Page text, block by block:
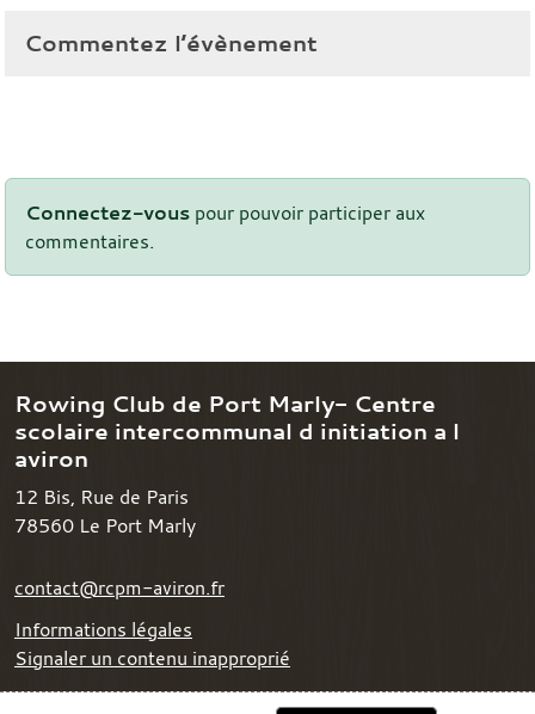
Commentez l’évènement
Connectez-vous pour pouvoir participer aux
commentaires.
Rowing Club de Port Marly- Centre
scolaire intercommunal d initiation a l
aviron
12 Bis, Rue de Paris
78560 Le Port Marly
contact@rcpm-aviron.fr
Informations légales
Signaler un contenu inapproprié